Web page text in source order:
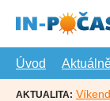
hlavní
Úvod
AKTUALITA: